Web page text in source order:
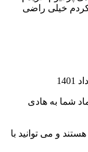
خیلی راضی
شما به هادی
و می توانید با